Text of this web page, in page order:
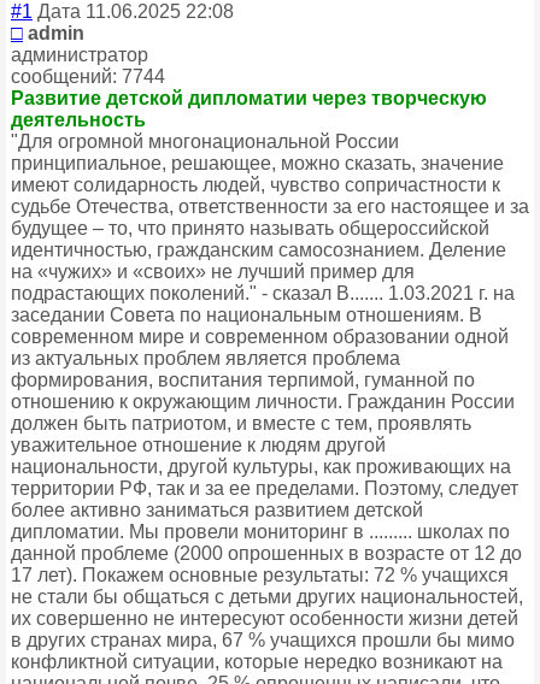
#1 Дата 11.06.2025 22:08
□ admin
администратор
сообщений: 7744
Развитие детской дипломатии через творческую
деятельность
"Для огромной многонациональной России
принципиальное, решающее, можно сказать, значение
имеют солидарность людей, чувство сопричастности к
судьбе Отечества, ответственности за его настоящее и за
будущее – то, что принято называть общероссийской
идентичностью, гражданским самосознанием. Деление
на «чужих» и «своих» не лучший пример для
подрастающих поколений." - сказал В....... 1.03.2021 г. на
заседании Совета по национальным отношениям. В
современном мире и современном образовании одной
из актуальных проблем является проблема
формирования, воспитания терпимой, гуманной по
отношению к окружающим личности. Гражданин России
должен быть патриотом, и вместе с тем, проявлять
уважительное отношение к людям другой
национальности, другой культуры, как проживающих на
территории РФ, так и за ее пределами. Поэтому, следует
более активно заниматься развитием детской
дипломатии. Мы провели мониторинг в ......... школах по
данной проблеме (2000 опрошенных в возрасте от 12 до
17 лет). Покажем основные результаты: 72 % учащихся
не стали бы общаться с детьми других национальностей,
их совершенно не интересуют особенности жизни детей
в других странах мира, 67 % учащихся прошли бы мимо
конфликтной ситуации, которые нередко возникают на